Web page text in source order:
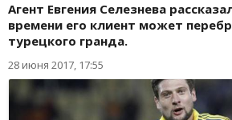
Агент Евгения Селезнева
времени его клиент может
турецкого гранда.
28 июня 2017, 17:55